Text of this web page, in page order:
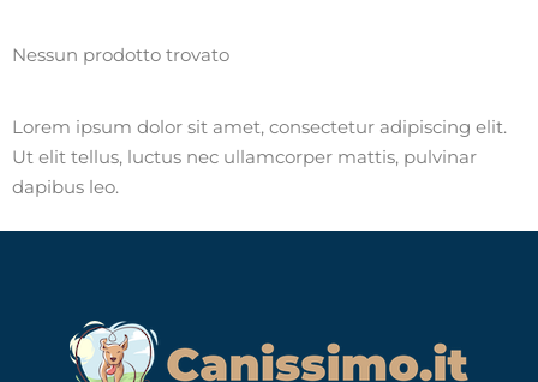
Nessun prodotto trovato
Lorem ipsum dolor sit amet, consectetur adipiscing elit.
Ut elit tellus, luctus nec ullamcorper mattis, pulvinar
dapibus leo.